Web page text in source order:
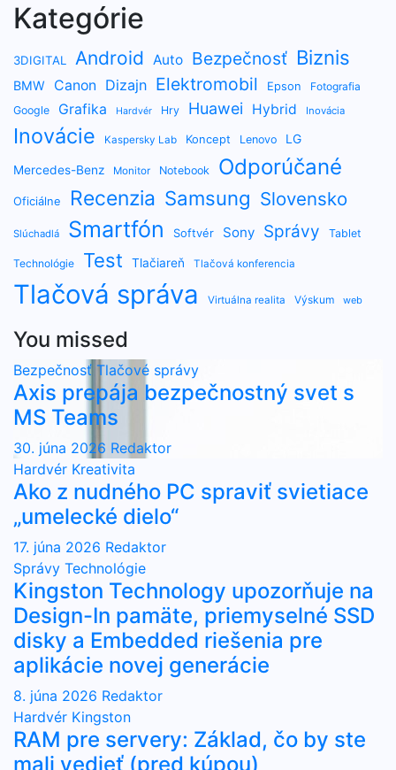
Kategórie
3DIGITAL Android Auto Bezpečnosť Biznis
BMW Canon Dizajn Elektromobil Epson
Fotografia
Google
Grafika Hardvér Hry Huawei Hybrid Inovácia
Inovácie Kaspersky Lab Koncept Lenovo LG
Mercedes-Benz Monitor Notebook Odporúčané
Oficiálne Recenzia Samsung Slovensko
Slúchadlá Smartfón Softvér Sony Správy Tablet
Technológie Test Tlačiareň Tlačová konferencia
Tlačová správa Virtuálna realita Výskum web
You missed
Bezpečnosť Tlačové správy
Axis prepája bezpečnostný svet s
MS Teams
30. júna 2026 Redaktor
Hardvér Kreativita
Ako z nudného PC spraviť svietiace
„umelecké dielo“
17. júna 2026 Redaktor
Správy Technológie
Kingston Technology upozorňuje na
Design-In pamäte, priemyselné SSD
disky a Embedded riešenia pre
aplikácie novej generácie
8. júna 2026 Redaktor
Hardvér Kingston
RAM pre servery: Základ, čo by ste
mali vedieť (pred kúpou)